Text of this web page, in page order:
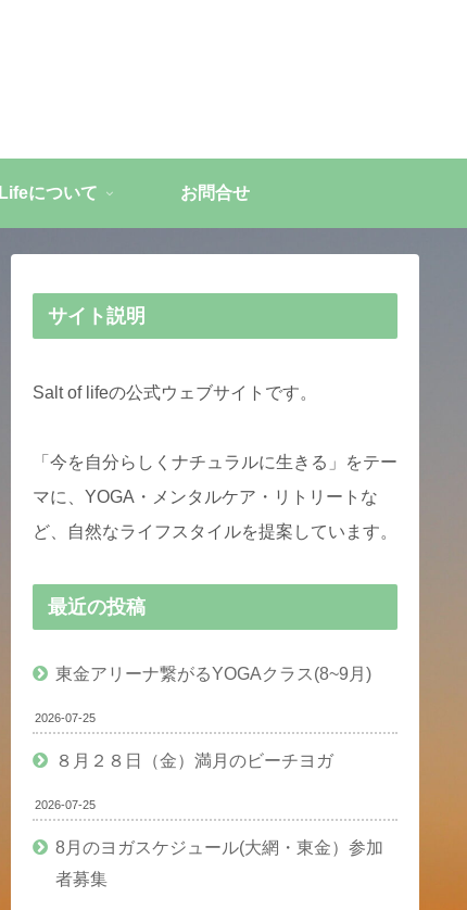
について お問合せ
サイト説明
Salt of lifeの公式ウェブサイトです。
「今を自分らしくナチュラルに生きる」をテー
マに、YOGA・メンタルケア・リトリートな
ど、自然なライフスタイルを提案しています。
最近の投稿
東金アリーナ繋がるYOGAクラス(8~9月)
2026-07-25
８月２８日（金）満月のビーチヨガ
2026-07-25
8月のヨガスケジュール(大網・東金）参加
者募集